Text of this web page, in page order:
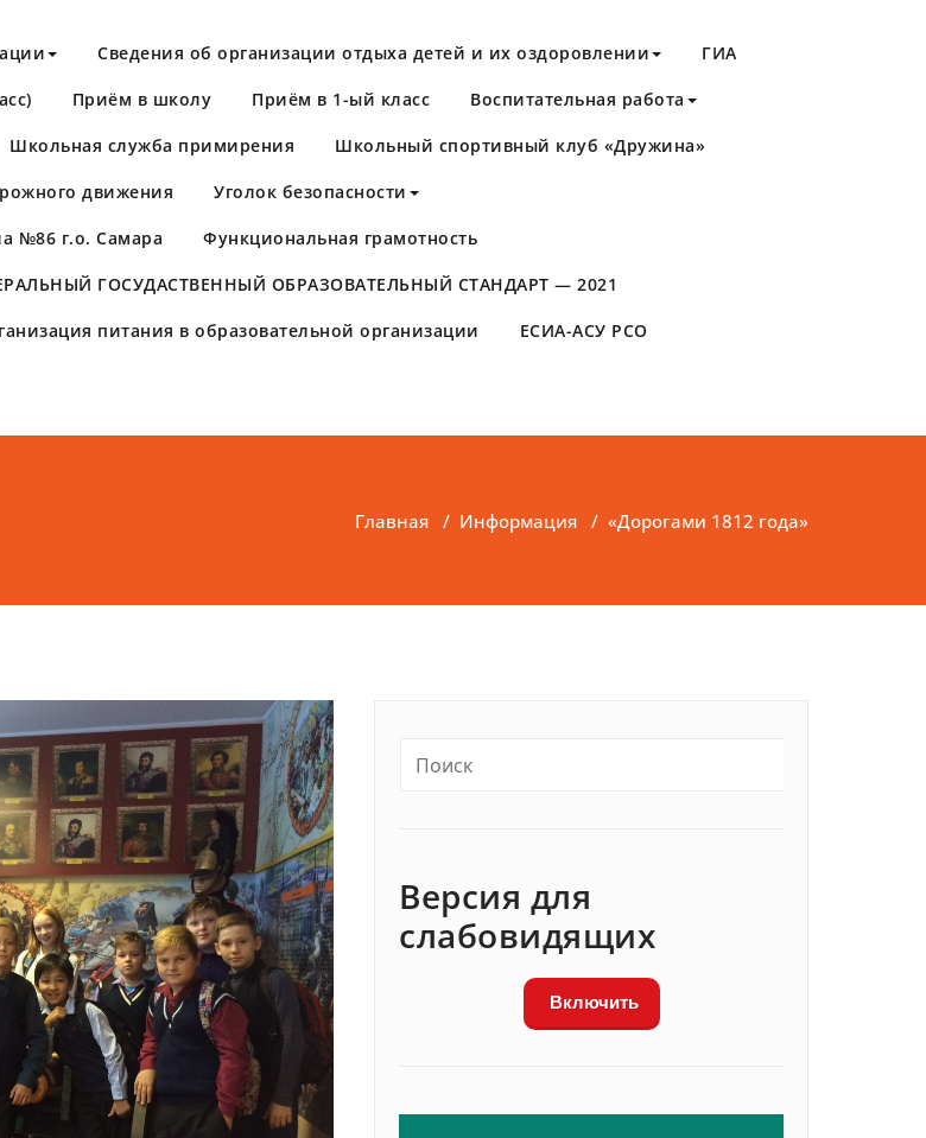
Сведения об организации отдыха детей и их оздоровлении ГИА
Приём в школу Приём в 1-ый класс Воспитательная работа
Школьная служба примирения Школьный спортивный клуб «Дружина»
движения Уголок безопасности
№86 г.о. Самара Функциональная грамотность
ГОСУДАСТВЕННЫЙ ОБРАЗОВАТЕЛЬНЫЙ СТАНДАРТ — 2021
питания в образовательной организации ЕСИА-АСУ РСО
Главная / Информация / «Дорогами 1812 года»
Версия для
слабовидящих
Включить